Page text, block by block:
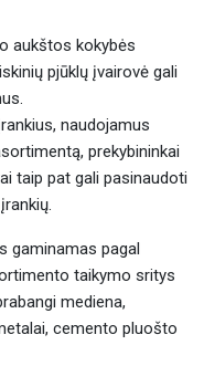
aukštos kokybės
pjūklų įvairovė gali
naudojamus
prekybininkai
taip pat gali pasinaudoti
gaminamas pagal
taikymo sritys
mediena,
cemento pluošto